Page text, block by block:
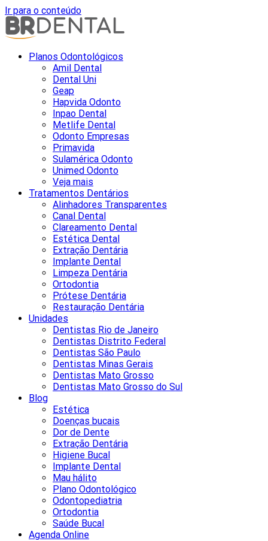
Ir para o conteúdo
Planos Odontológicos
Amil Dental
Dental Uni
Geap
Hapvida Odonto
Inpao Dental
Metlife Dental
Odonto Empresas
Primavida
Sulamérica Odonto
Unimed Odonto
Veja mais
Tratamentos Dentários
Alinhadores Transparentes
Canal Dental
Clareamento Dental
Estética Dental
Extração Dentária
Implante Dental
Limpeza Dentária
Ortodontia
Prótese Dentária
Restauração Dentária
Unidades
Dentistas Rio de Janeiro
Dentistas Distrito Federal
Dentistas São Paulo
Dentistas Minas Gerais
Dentistas Mato Grosso
Dentistas Mato Grosso do Sul
Blog
Estética
Doenças bucais
Dor de Dente
Extração Dentária
Higiene Bucal
Implante Dental
Mau hálito
Plano Odontológico
Odontopediatria
Ortodontia
Saúde Bucal
Agenda Online